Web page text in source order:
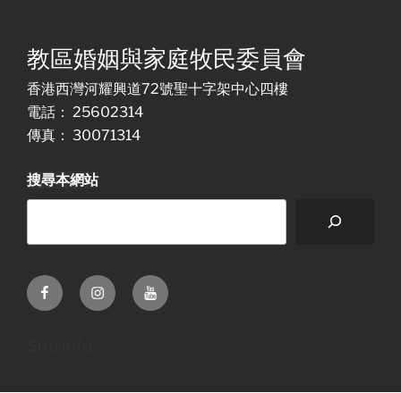
教區婚姻與家庭牧民委員會
香港西灣河耀興道72號聖十字架中心四樓
電話： 25602314
傳真： 30071314
搜尋本網站
FacebookInstagramYoutube